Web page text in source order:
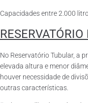
Capacidades entre 2.000
No Reservatório Tubular, a
elevada altura e menor
houver necessidade de
outras características.